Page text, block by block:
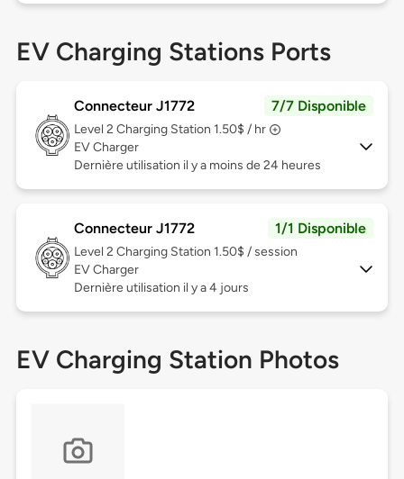
EV Charging Stations Ports
Connecteur J1772 7/7 Disponible
Level 2 Charging Station 1.50$ / hr
EV Charger
Dernière utilisation il y a moins de 24 heures
Connecteur J1772 1/1 Disponible
Level 2 Charging Station 1.50$ / session
EV Charger
Dernière utilisation il y a 4 jours
EV Charging Station Photos